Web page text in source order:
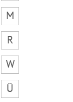
M
R
W
Ü